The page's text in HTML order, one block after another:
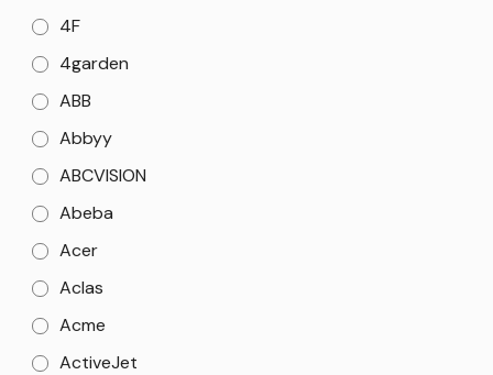
4F
4garden
ABB
Abbyy
ABCVISION
Abeba
Acer
Aclas
Acme
ActiveJet